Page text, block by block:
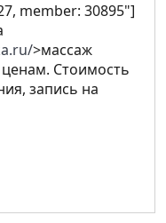
member: 30895"]
>массаж
Стоимость
запись на